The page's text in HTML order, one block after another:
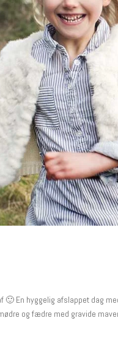
🙂 En hyggelig afslappet dag
og fædre med gravide